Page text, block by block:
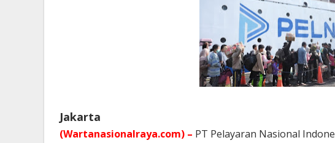
Jakarta
(Wartanasionalraya.com) – PT Pelayaran Nasional